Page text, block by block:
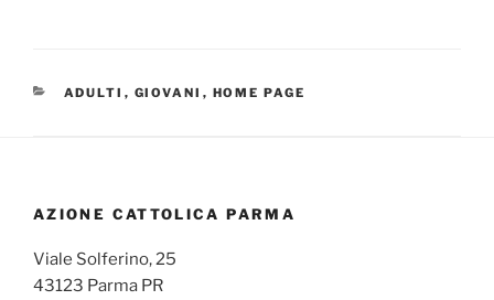
CATEGORIE
ADULTI , GIOVANI , HOME PAGE
AZIONE CATTOLICA PARMA
Viale Solferino, 25
43123 Parma PR